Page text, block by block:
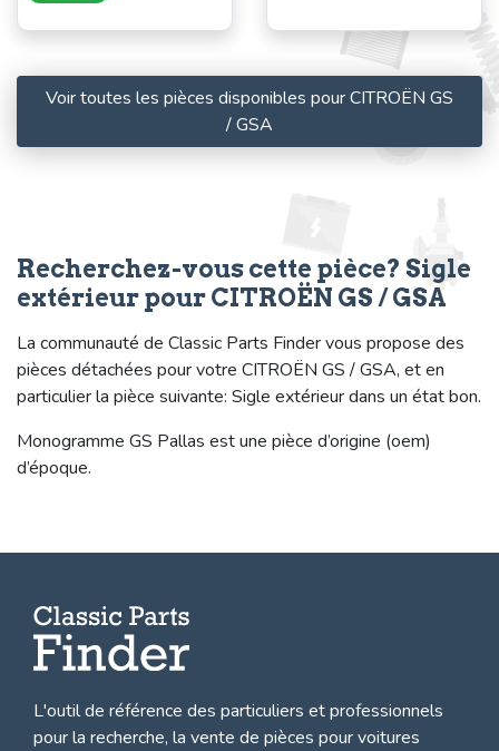
Voir toutes les pièces disponibles pour CITROËN GS
/ GSA
Recherchez-vous cette pièce? Sigle
extérieur pour CITROËN GS / GSA
La communauté de Classic Parts Finder vous propose des
pièces détachées pour votre CITROËN GS / GSA, et en
particulier la pièce suivante: Sigle extérieur dans un état bon.
Monogramme GS Pallas est une pièce d’origine (oem)
d’époque.
L'outil de référence des particuliers et professionnels
pour la recherche, la vente de pièces pour voitures